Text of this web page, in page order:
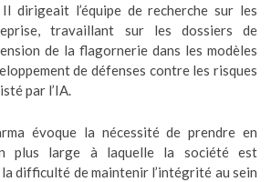
dirigeait l’équipe de recherche sur les
travaillant sur les dossiers de
de la flagornerie dans les modèles
de défenses contre les risques
par l’IA.
évoque la nécessité de prendre en
plus large à laquelle la société est
difficulté de maintenir l’intégrité au sein